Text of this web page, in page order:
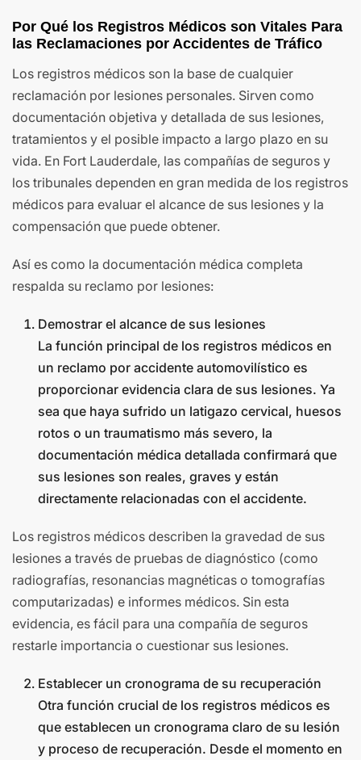
Por Qué los Registros Médicos son Vitales Para
las Reclamaciones por Accidentes de Tráfico
Los registros médicos son la base de cualquier
reclamación por lesiones personales. Sirven como
documentación objetiva y detallada de sus lesiones,
tratamientos y el posible impacto a largo plazo en su
vida. En Fort Lauderdale, las compañías de seguros y
los tribunales dependen en gran medida de los registros
médicos para evaluar el alcance de sus lesiones y la
compensación que puede obtener.
Así es como la documentación médica completa
respalda su reclamo por lesiones:
Demostrar el alcance de sus lesiones
La función principal de los registros médicos en
un reclamo por accidente automovilístico es
proporcionar evidencia clara de sus lesiones. Ya
sea que haya sufrido un latigazo cervical, huesos
rotos o un traumatismo más severo, la
documentación médica detallada confirmará que
sus lesiones son reales, graves y están
directamente relacionadas con el accidente.
Los registros médicos describen la gravedad de sus
lesiones a través de pruebas de diagnóstico (como
radiografías, resonancias magnéticas o tomografías
computarizadas) e informes médicos. Sin esta
evidencia, es fácil para una compañía de seguros
restarle importancia o cuestionar sus lesiones.
Establecer un cronograma de su recuperación
Otra función crucial de los registros médicos es
que establecen un cronograma claro de su lesión
y proceso de recuperación. Desde el momento en